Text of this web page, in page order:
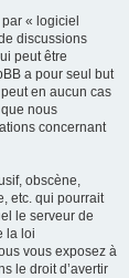
« logiciel
discussions
peut être
a pour seul but
en aucun cas
nous
concernant
obscène,
etc. qui pourrait
le serveur de
la loi
vous exposez à
le droit d’avertir